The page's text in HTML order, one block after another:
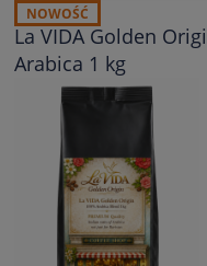
La VIDA Golden
Arabica 1 kg
NOWOŚĆ